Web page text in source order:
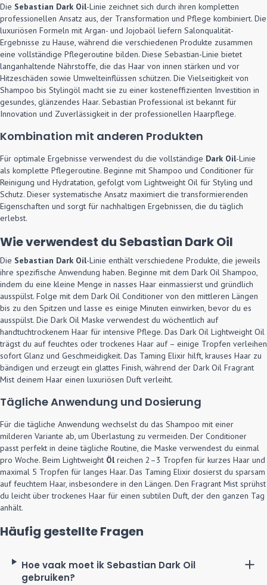
Die Sebastian Dark Oil-Linie zeichnet sich durch ihren kompletten
professionellen Ansatz aus, der Transformation und Pflege kombiniert. Die
luxuriösen Formeln mit Argan- und Jojobaöl liefern Salonqualität-
Ergebnisse zu Hause, während die verschiedenen Produkte zusammen
eine vollständige Pflegeroutine bilden. Diese Sebastian-Linie bietet
langanhaltende Nährstoffe, die das Haar von innen stärken und vor
Hitzeschäden sowie Umwelteinflüssen schützen. Die Vielseitigkeit von
Shampoo bis Stylingöl macht sie zu einer kosteneffizienten Investition in
gesundes, glänzendes Haar. Sebastian Professional ist bekannt für
Innovation und Zuverlässigkeit in der professionellen Haarpflege.
Kombination mit anderen Produkten
Für optimale Ergebnisse verwendest du die vollständige Dark Oil-Linie
als komplette Pflegeroutine. Beginne mit Shampoo und Conditioner für
Reinigung und Hydratation, gefolgt vom Lightweight Oil für Styling und
Schutz. Dieser systematische Ansatz maximiert die transformierenden
Eigenschaften und sorgt für nachhaltigen Ergebnissen, die du täglich
erlebst.
Wie verwendest du Sebastian Dark Oil
Die Sebastian Dark Oil-Linie enthält verschiedene Produkte, die jeweils
ihre spezifische Anwendung haben. Beginne mit dem Dark Oil Shampoo,
indem du eine kleine Menge in nasses Haar einmassierst und gründlich
ausspülst. Folge mit dem Dark Oil Conditioner von den mittleren Längen
bis zu den Spitzen und lasse es einige Minuten einwirken, bevor du es
ausspülst. Die Dark Oil Maske verwendest du wöchentlich auf
handtuchtrockenem Haar für intensive Pflege. Das Dark Oil Lightweight Oil
trägst du auf feuchtes oder trockenes Haar auf – einige Tropfen verleihen
sofort Glanz und Geschmeidigkeit. Das Taming Elixir hilft, krauses Haar zu
bändigen und erzeugt ein glattes Finish, während der Dark Oil Fragrant
Mist deinem Haar einen luxuriösen Duft verleiht.
Tägliche Anwendung und Dosierung
Für die tägliche Anwendung wechselst du das Shampoo mit einer
milderen Variante ab, um Überlastung zu vermeiden. Der Conditioner
passt perfekt in deine tägliche Routine, die Maske verwendest du einmal
pro Woche. Beim Lightweight Ölreichen 2–3 Tropfen für kurzes Haar und
maximal 5 Tropfen für langes Haar. Das Taming Elixir dosierst du sparsam
auf feuchtem Haar, insbesondere in den Längen. Den Fragrant Mist sprühst
du leicht über trockenes Haar für einen subtilen Duft, der den ganzen Tag
anhält.
Häufig gestellte Fragen
Hoe vaak moet ik Sebastian Dark Oil
gebruiken?